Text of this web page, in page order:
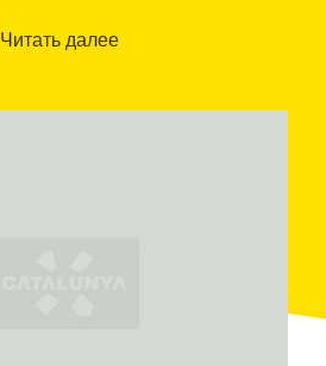
Читать далее